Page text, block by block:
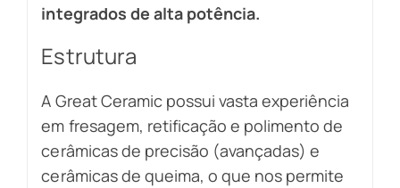
integrados de alta potência.
Estrutura
A Great Ceramic possui vasta experiência
em fresagem, retificação e polimento de
cerâmicas de precisão (avançadas) e
cerâmicas de queima, o que nos permite